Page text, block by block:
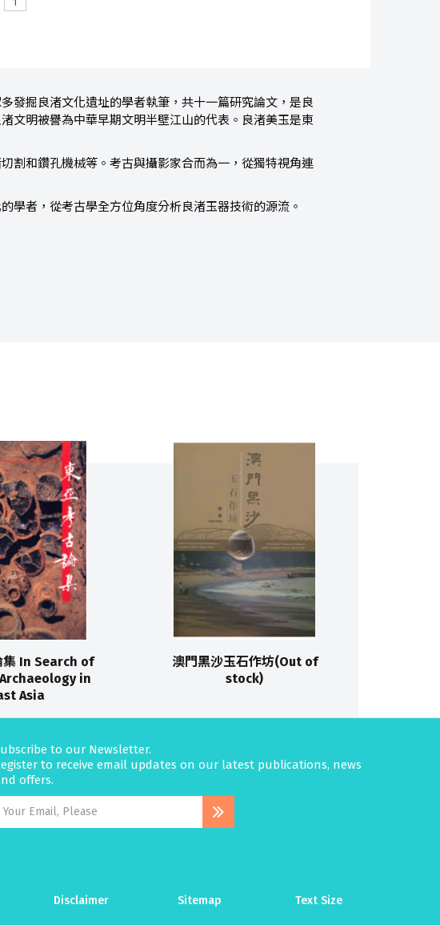
發掘良渚文化遺址的學者執筆，共十一篇研究論文，是良
文明被譽為中華早期文明半壁江山的代表。良渚美玉是東
割和鑽孔機械等。考古與攝影家合而為一，從獨特視角連
學者，從考古學全方位角度分析良渚玉器技術的源流。
集 In Search of
in
Asia
澳門黑沙玉石作坊(Out of
stock)
to our Newsletter.
to receive email updates on our latest publications, news
offers.
Disclaimer Sitemap Text Size